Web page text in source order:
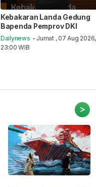
Kebakaran Landa Gedung
Bapenda Pemprov DKI
Dailynews - Jumat , 07 Aug 2026,
23:00 WIB
>